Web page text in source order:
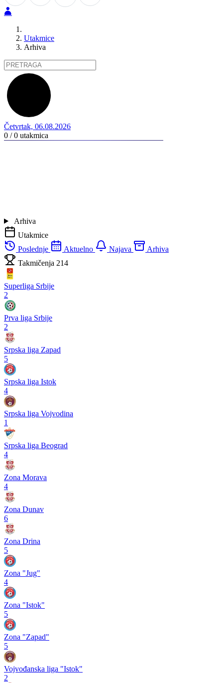
Utakmice
Arhiva
Četvrtak, 06.08.2026
0 / 0 utakmica
Arhiva
Utakmice
Poslednje
Aktuelno Najava
Arhiva
Takmičenja 214
Superliga Srbije
2
Prva liga Srbije
2
Srpska liga Zapad
5
Srpska liga Istok
4
Srpska liga Vojvodina
1
Srpska liga Beograd
4
Zona Morava
4
Zona Dunav
6
Zona Drina
5
Zona "Jug"
4
Zona "Istok"
5
Zona "Zapad"
5
Vojvođanska liga "Istok"
2